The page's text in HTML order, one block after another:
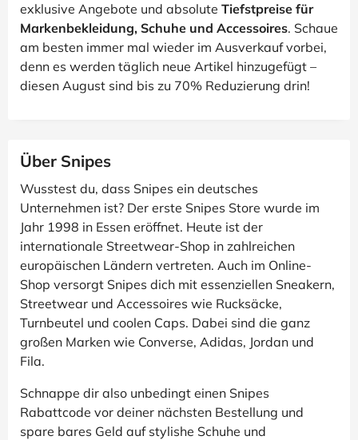
exklusive Angebote und absolute Tiefstpreise für
Markenbekleidung, Schuhe und Accessoires. Schaue
am besten immer mal wieder im Ausverkauf vorbei,
denn es werden täglich neue Artikel hinzugefügt –
diesen August sind bis zu 70% Reduzierung drin!
Über Snipes
Wusstest du, dass Snipes ein deutsches
Unternehmen ist? Der erste Snipes Store wurde im
Jahr 1998 in Essen eröffnet. Heute ist der
internationale Streetwear-Shop in zahlreichen
europäischen Ländern vertreten. Auch im Online-
Shop versorgt Snipes dich mit essenziellen Sneakern,
Streetwear und Accessoires wie Rucksäcke,
Turnbeutel und coolen Caps. Dabei sind die ganz
großen Marken wie Converse, Adidas, Jordan und
Fila.
Schnappe dir also unbedingt einen Snipes
Rabattcode vor deiner nächsten Bestellung und
spare bares Geld auf stylishe Schuhe und